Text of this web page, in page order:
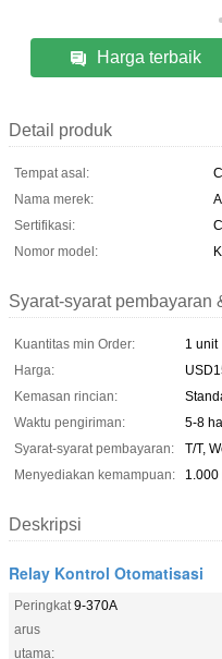
Harga terbaik
Detail produk
Tempat asal:
Nama merek:
Sertifikasi:
Nomor model:
Syarat-syarat pembayaran
Kuantitas min Order:
1 unit
Harga:
Kemasan rincian:
Waktu pengiriman:
5-8
Syarat-syarat pembayaran:
T/T,
Menyediakan kemampuan:
1.000
Deskripsi
Relay Kontrol Otomatisasi
Peringkat
arus
utama:
9-370A